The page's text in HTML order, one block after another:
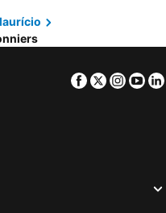
bed and breakfasts
Grenier, bed and breakfasts
des Anguilles, bed and breakfasts
Facebook
Twitter